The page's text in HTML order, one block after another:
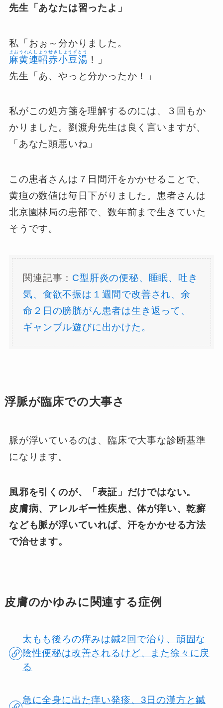
先生「あなたは習ったよ」
私「おぉ～分かりました。
麻黄連軺赤小豆湯
まおうれんしょうせきしょうずとう
！」
先生「あ、やっと分かったか！」
私がこの処方箋を理解するのには、３回もか
かりました。劉渡舟先生は良く言いますが、
「あなた頭悪いね」
この患者さんは７日間汗をかかせることで、
黄疸の数値は毎日下がりました。患者さんは
北京園林局の患部で、数年前まで生きていた
そうです。
関連記事： C型肝炎の便秘、睡眠、吐き
気、食欲不振は１週間で改善され、余
命２日の膀胱がん患者は生き返って、
ギャンブル遊びに出かけた。
浮脈が臨床での大事さ
脈が浮いているのは、臨床で大事な診断基準
になります。
風邪を引くのが、「表証」だけではない。
皮膚病、アレルギー性疾患、体が痒い、乾癬
なども脈が浮いていれば、汗をかかせる方法
で治せます。
皮膚のかゆみに関連する症例
太もも後ろの痒みは鍼2回で治り、頑固な
陰性便秘は改善されるけど、また徐々に戻
る
急に全身に出た痒い発疹、3日の漢方と鍼